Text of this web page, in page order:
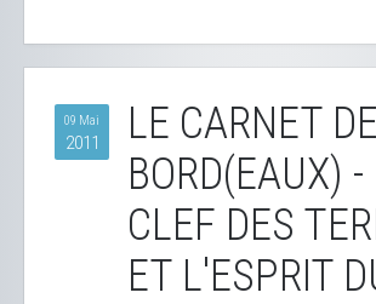
09 Mai
2011
LE CARNET DE
BORD(EAUX)
CLEF DES
ET L'ESPRIT